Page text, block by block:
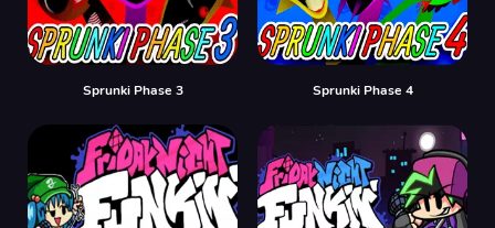
Sprunki Phase 3 Sprunki Phase 4